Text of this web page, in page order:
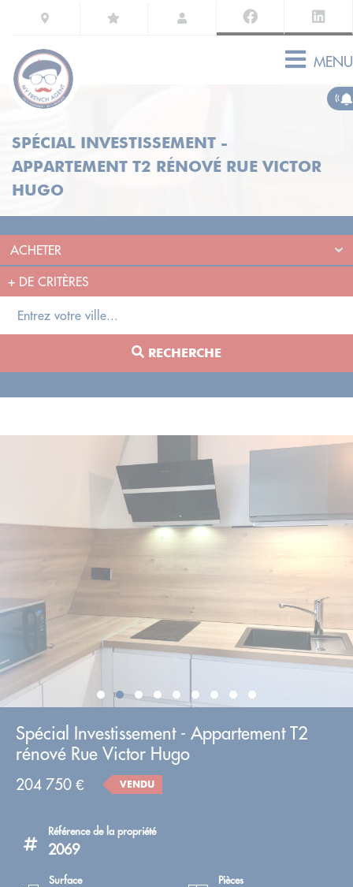
MENU
SPÉCIAL INVESTISSEMENT -
APPARTEMENT T2 RÉNOVÉ RUE VICTOR
HUGO
+ DE CRITÈRES
RECHERCHE
Spécial Investissement - Appartement T2
rénové Rue Victor Hugo
204 750 € VENDU
Référence de la propriété
2069
Surface Pièces